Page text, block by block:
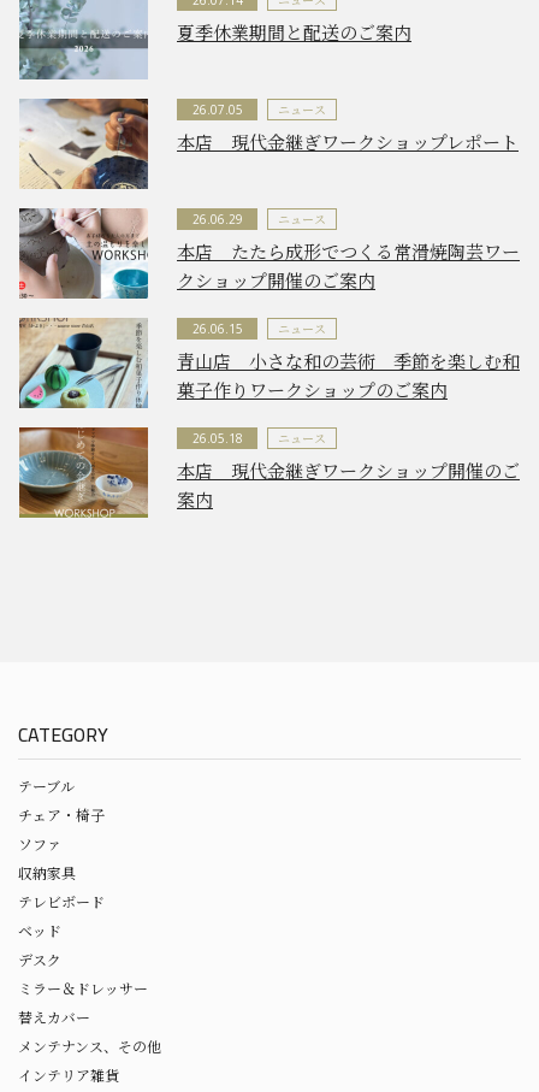
夏季休業期間と配送のご案内
26.07.05 ニュース
本店 現代金継ぎワークショップレポート
26.06.29 ニュース
本店 たたら成形でつくる常滑焼陶芸ワー
クショップ開催のご案内
26.06.15 ニュース
青山店 小さな和の芸術 季節を楽しむ和
菓子作りワークショップのご案内
26.05.18 ニュース
本店 現代金継ぎワークショップ開催のご
案内
CATEGORY
テーブル
チェア・椅子
ソファ
収納家具
テレビボード
ベッド
デスク
ミラー＆ドレッサー
替えカバー
メンテナンス、その他
インテリア雑貨